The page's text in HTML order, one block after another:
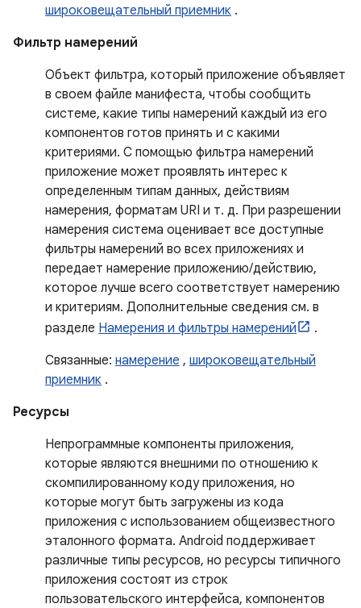
широковещательный приемник .
Фильтр намерений
Объект фильтра, который приложение объявляет
в своем файле манифеста, чтобы сообщить
системе, какие типы намерений каждый из его
компонентов готов принять и с какими
критериями. С помощью фильтра намерений
приложение может проявлять интерес к
определенным типам данных, действиям
намерения, форматам URI и т. д. При разрешении
намерения система оценивает все доступные
фильтры намерений во всех приложениях и
передает намерение приложению/действию,
которое лучше всего соответствует намерению
и критериям. Дополнительные сведения см. в
разделе Намерения и фильтры намерений
.
Связанные: намерение , широковещательный
приемник .
Ресурсы
Непрограммные компоненты приложения,
которые являются внешними по отношению к
скомпилированному коду приложения, но
которые могут быть загружены из кода
приложения с использованием общеизвестного
эталонного формата. Android поддерживает
различные типы ресурсов, но ресурсы типичного
приложения состоят из строк
пользовательского интерфейса, компонентов